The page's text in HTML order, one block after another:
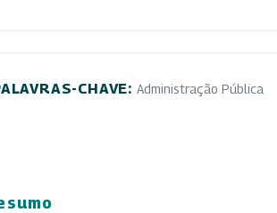
CHAVE: Administração Pública